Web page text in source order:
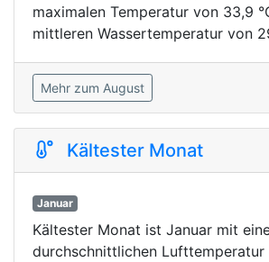
maximalen Temperatur von 33,9
mittleren Wassertemperatur von
Mehr zum August
Kältester Monat
Januar
Kältester Monat ist Januar mit
durchschnittlichen Lufttemperatur